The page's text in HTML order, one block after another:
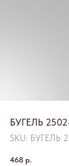
БУГЕЛЬ
SKU: БУГЕЛЬ
468 р.